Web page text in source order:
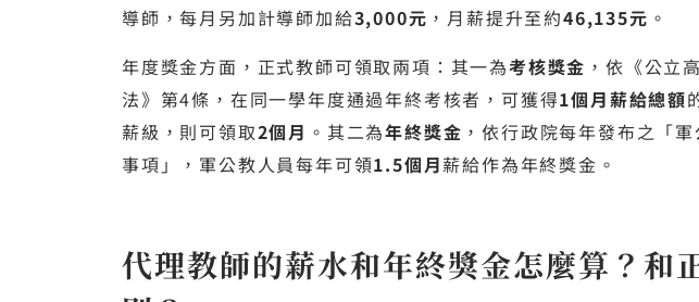
導師，每月另加計導師加給3,000元 ，月薪提升至約46,135元 。
年度獎金方面，正式教師可領取兩項：其一為考核獎金 ，依《公立
法》第4條，在同一學年度通過年終考核者，可獲得1個月薪給總額
薪級，則可領取2個月 。其二為年終獎金 ，依行政院每年發布之「
事項」，軍公教人員每年可領1.5個月薪給作為年終獎金。
代理教師的薪水和年終獎金怎麼算？和